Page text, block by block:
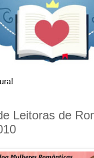
Leitoras de